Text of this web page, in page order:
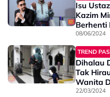
Isu
Kazim
Berhenti
Hentam
Buat
08/06/2024
TREND
Dihalau
Tak
Wanita
Tidur Di
22/03/2024